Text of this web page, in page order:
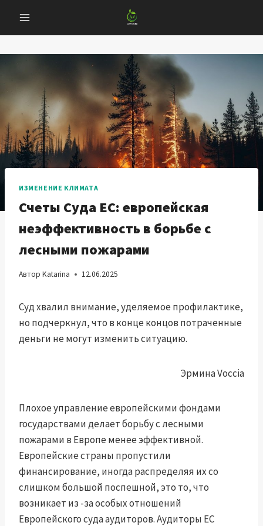
содержанию
ИЗМЕНЕНИЕ КЛИМАТА
Счеты Суда ЕС: европейская
неэффективность в борьбе с
лесными пожарами
Автор Katarina 12.06.2025
Суд хвалил внимание, уделяемое профилактике,
но подчеркнул, что в конце концов потраченные
деньги не могут изменить ситуацию.
Эрмина Voccia
Плохое управление европейскими фондами
государствами делает борьбу с лесными
пожарами в Европе менее эффективной.
Европейские страны пропустили
финансирование, иногда распределяя их со
слишком большой поспешной, это то, что
возникает из -за особых отношений
Европейского суда аудиторов. Аудиторы ЕС